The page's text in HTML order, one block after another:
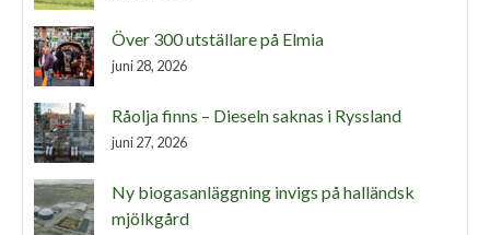
Över 300 utställare på Elmia
juni 28, 2026
Råolja finns – Dieseln saknas i Ryssland
juni 27, 2026
Ny biogasanläggning invigs på halländsk
mjölkgård